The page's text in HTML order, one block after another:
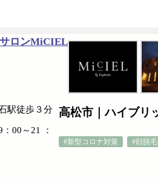
サロンMiCIEL
高松市｜ハイブリ
#新型コロナ対策 #顔脱毛
駅徒歩３分
00～21 ：